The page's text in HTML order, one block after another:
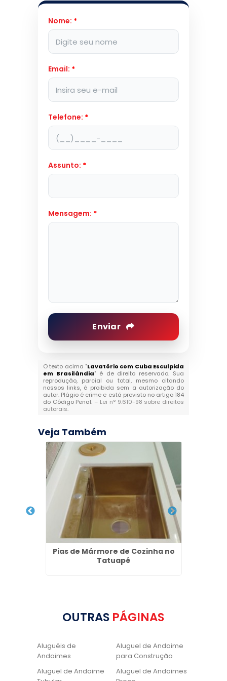
Nome: *
Email: *
Telefone: *
Assunto: *
Mensagem: *
Enviar
O texto acima "Lavatório com Cuba Esculpida
em Brasilândia" é de direito reservado. Sua
reprodução, parcial ou total, mesmo citando
nossos links, é proibida sem a autorização do
autor. Plágio é crime e está previsto no artigo 184
do Código Penal. – Lei n° 9.610-98 sobre direitos
autorais.
Veja Também
Pias de Mármore de Cozinha no
Tatuapé
OUTRAS PÁGINAS
Aluguéis de
Andaimes
Aluguel de Andaime
para Construção
Aluguel de Andaime
Aluguel de Andaimes